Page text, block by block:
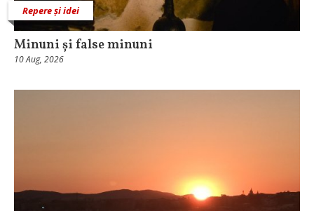
Repere și idei
Minuni și false minuni
10 Aug, 2026